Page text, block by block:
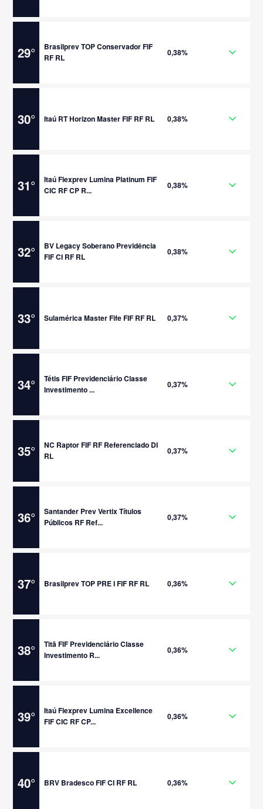
29°
Brasilprev TOP Conservador FIF
RF RL
0,38%
30° Itaú RT Horizon Master FIF RF RL 0,38%
31°
Itaú Flexprev Lumina Platinum FIF
CIC RF CP R...
0,38%
32°
BV Legacy Soberano Previdência
FIF CI RF RL
0,38%
33° Sulamérica Master Fife FIF RF RL 0,37%
34°
Tétis FIF Previdenciário Classe
Investimento ...
0,37%
35°
NC Raptor FIF RF Referenciado DI
RL
0,37%
36°
Santander Prev Vertix Títulos
Públicos RF Ref...
0,37%
37° Brasilprev TOP PRE I FIF RF RL 0,36%
38°
Titã FIF Previdenciário Classe
Investimento R...
0,36%
39°
Itaú Flexprev Lumina Excellence
FIF CIC RF CP...
0,36%
40° BRV Bradesco FIF CI RF RL 0,36%